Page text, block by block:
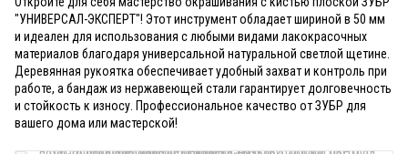
"УНИВЕРСАЛ-ЭКСПЕРТ"! Этот инструмент обладает шириной в 50 мм
и идеален для использования с любыми видами лакокрасочных
материалов благодаря универсальной натуральной светлой щетине.
Деревянная рукоятка обеспечивает удобный захват и контроль при
работе, а бандаж из нержавеющей стали гарантирует долговечность
и стойкость к износу. Профессиональное качество от ЗУБР для
вашего дома или мастерской!